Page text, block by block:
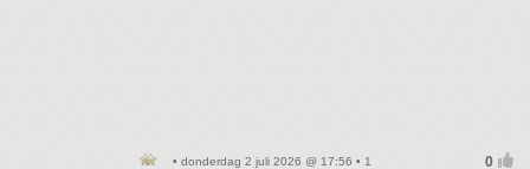
• donderdag 2 juli 2026 @ 17:56 • 1